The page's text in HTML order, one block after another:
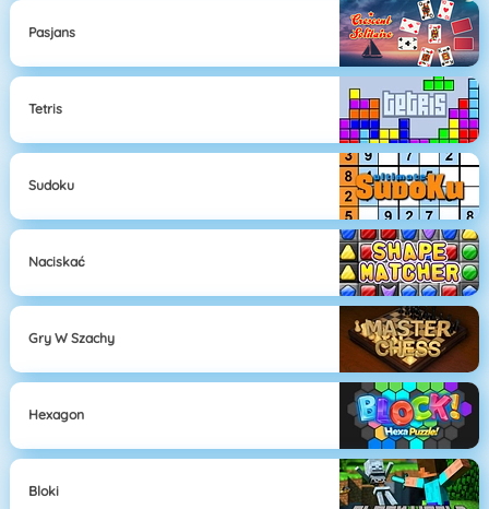
Pasjans
Tetris
Sudoku
Naciskać
Gry W Szachy
Hexagon
Bloki